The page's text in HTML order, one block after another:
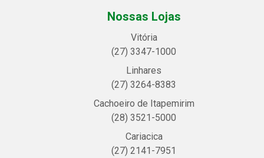
Nossas Lojas
Vitória
(27) 3347-1000
Linhares
(27) 3264-8383
Cachoeiro de Itapemirim
(28) 3521-5000
Cariacica
(27) 2141-7951